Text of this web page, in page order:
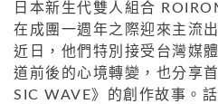
日本新生代雙人組合
在成團一週年之際迎來主流
近日，他們特別接受台灣媒
道前後的心境轉變，也分享
SIC WAVE》的創作故事。